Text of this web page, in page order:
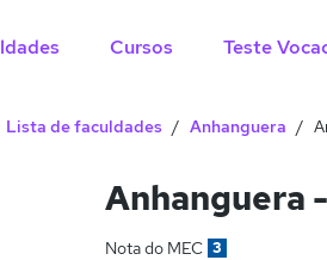
Cursos Teste
Lista de faculdades Anhanguera
Anhanguera
Nota do MEC 3